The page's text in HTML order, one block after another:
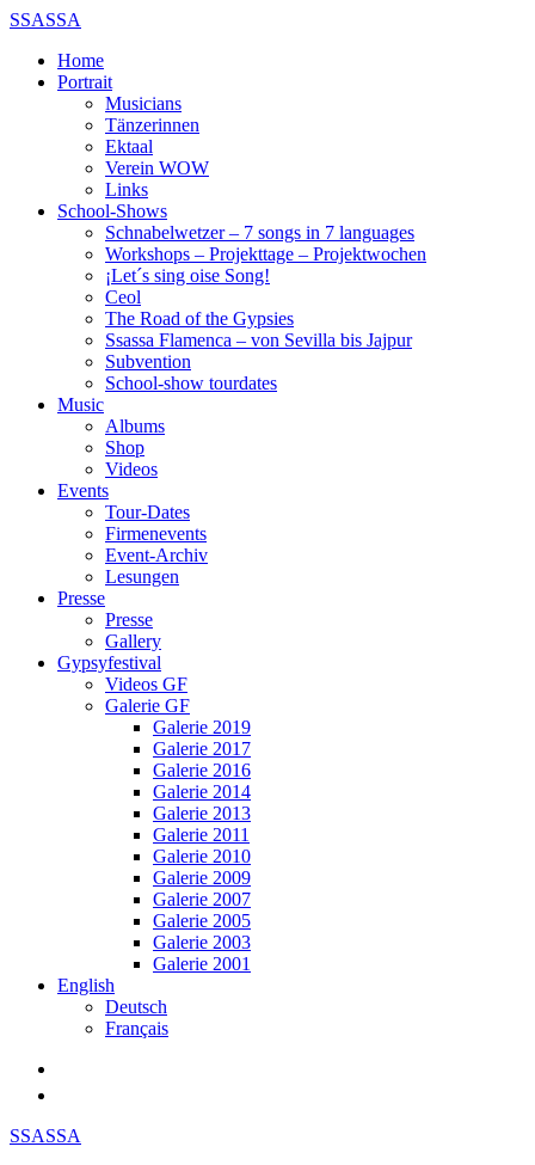
SSASSA
Home
Portrait
Musicians
Tänzerinnen
Ektaal
Verein WOW
Links
School-Shows
Schnabelwetzer – 7 songs in 7 languages
Workshops – Projekttage – Projektwochen
¡Let´s sing oise Song!
Ceol
The Road of the Gypsies
Ssassa Flamenca – von Sevilla bis Jajpur
Subvention
School-show tourdates
Music
Albums
Shop
Videos
Events
Tour-Dates
Firmenevents
Event-Archiv
Lesungen
Presse
Presse
Gallery
Gypsyfestival
Videos GF
Galerie GF
Galerie 2019
Galerie 2017
Galerie 2016
Galerie 2014
Galerie 2013
Galerie 2011
Galerie 2010
Galerie 2009
Galerie 2007
Galerie 2005
Galerie 2003
Galerie 2001
English
Deutsch
Français
SSASSA